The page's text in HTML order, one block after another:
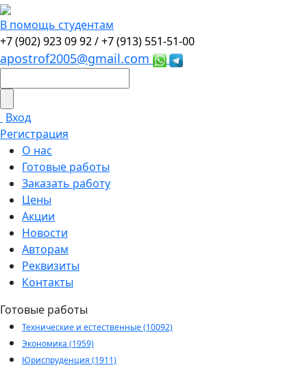
В помощь студентам
+7 (902) 923 09 92 /+7 (913) 551-51-00
apostrof2005@gmail.com
Вход
Регистрация
О нас
Готовые работы
Заказать работу
Цены
Акции
Новости
Авторам
Реквизиты
Контакты
Готовые работы
Технические и естественные (10092)
Экономика (1959)
Юриспруденция (1911)